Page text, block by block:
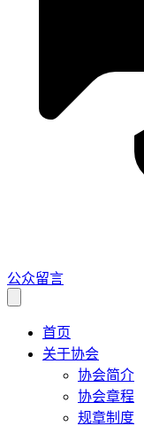
公众留言
首页
关于协会
协会简介
协会章程
规章制度